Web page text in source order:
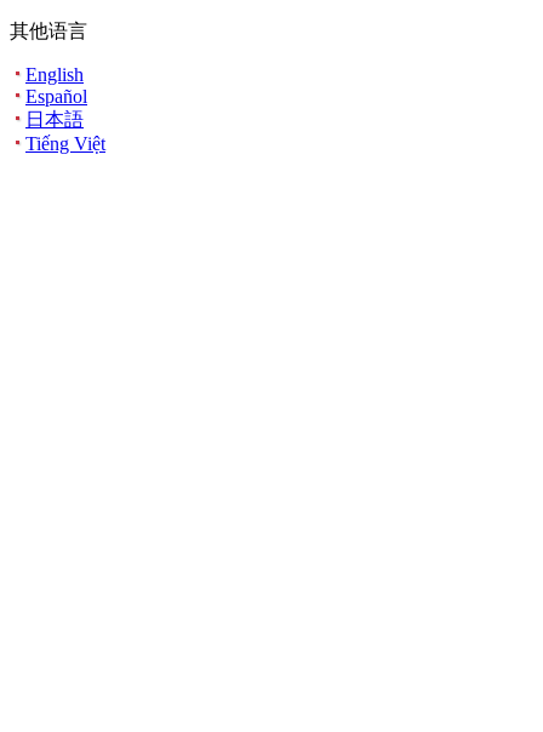
其他语言
English
Español
日本語
Tiếng Việt